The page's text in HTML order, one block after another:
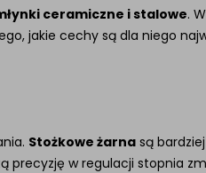
ceramiczne i stalowe.
jakie cechy są dla niego
Stożkowe żarna są
precyzję w regulacji stopnia